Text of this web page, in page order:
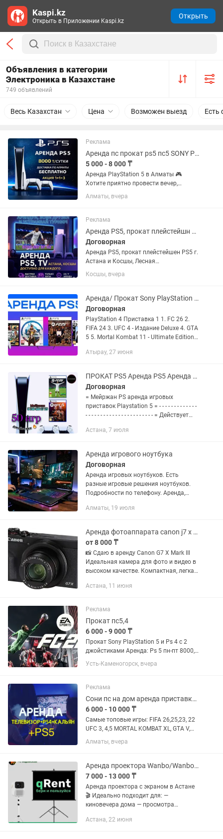
Объявления в категории
Электроника в Казахстане
749 объявлений
Весь Казахстан Цена Возможен выезд Есть
Реклама
Аренда пс прокат ps5 пс5 SONY PlayStation сони плейстейшн на дом
5 000 - 8 000 ₸
Аренда PlayStation 5 в Алматы 🎮
Хотите приятно провести вечер,
устроить игровой марафон или
порадовать гостей? Предлагаем
и с большим выбором игр ✨
Стоимость...
Алматы, вчера
Реклама
Аренда PS5, прокат плейстейшн PS5, телевизор, TV, аренда плейстейшн PS5
Договорная
Аренда PS5, прокат плейстейшен PS5 г.
Астана и Косшы, Лесная
поляна,Тайтобе 🎮FIFA 26, 25
обновлённый состав (на двоих) 🎮NHL
5 (на двоих) 🎮GTA V...
Косшы, вчера
Аренда/ Прокат Sony PlayStation 4 Ps4/Sony PlayStation 5 Ps 5
Договорная
PlayStation 4 Приставка 1 1. FC 26 2.
FIFA 24 3. UFC 4 - Издание Deluxe 4. GTA
5 5. Mortal Kombat 11 - Ultimate Edition
Injustice 2 - Legendary Edition...
Атырау, 27 июня
ПРОКАТ PS5 Аренда PS5 Аренда PS5 ТВ UFC аренда джойстиков
Договорная
= Мейржан PS аренда игровых
приставок Рlaystаtion 5 = - - - - - - - - - - - - -
- - - - - - - - - - - - - - - - - - - - - - - = Действует
Астана, 7 июля
Аренда игрового ноутбука
Договорная
Аренда игровых ноутбуков. Есть
разные игровые решения ноутбуков.
Подробности по телефону. Аренда,
моноблок, монитор, видеокарта,
Алматы, 19 июля
Аренда фотоаппарата canon j7 x mark lll
от 8 000 ₸
📸 Сдаю в аренду Canon G7 X Mark IIl
Идеальная камера для фото и видео в
высоком качестве. Компактная, легкая,
стабилизацией. Подойдет для съемки
Астана, 11 июня
Реклама
Прокат пс5,4
6 000 - 9 000 ₸
Прокат Sony PlayStation 5 и Ps 4 с 2
джойстиками Аренда: Ps 5 пн-пт 8000,
пт-вскр 9000 Ps 4 пн-пт 6000, пт-вскр
Для постоянных...
Усть-Каменогорск, вчера
Реклама
Сони пс на дом аренда приставки пс 5 пс 4 sony PlayStation 5аренда тв и пс
6 000 - 10 000 ₸
Самые топовые игры: FIFA 26,25,23, 22
UFC 3, 4,5 MORTAL KOMBAT XL, GTA V,
NFS, Tekken Call of Duty WWI и т д
Аренда телевизора 3000-4000 тгo
выгодные АКЦИИ: 2+1...
Алматы, вчера
Аренда проектора Wanbo/WanboPlus в Астане [БЕСПЛАТНАЯ ДОСТАВКА]
7 000 - 13 000 ₸
Аренда проектора с экраном в Астане
🎬 Идеально подходит для: —
киновечера дома — просмотра
друзьями и семьёй 📺 В проекторе уже
Астана, 22 июня
Kaspi.kz
Открыть в Приложении Kaspi.kz
Открыть